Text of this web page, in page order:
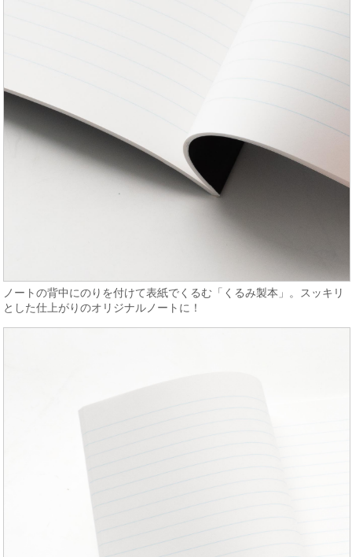
ノートの背中にのりを付けて表紙でくるむ「くるみ製本」。スッキリ
とした仕上がりのオリジナルノートに！